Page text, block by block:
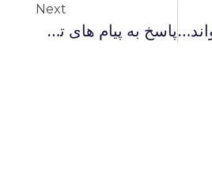
بیانیه جمعی از نواندیشان دینی: حفظ جان آدمبان بر عزاداری محرم ترجیح قطعی دارد
Next
پاسخ به پیام های تسلیت مرگ مادر